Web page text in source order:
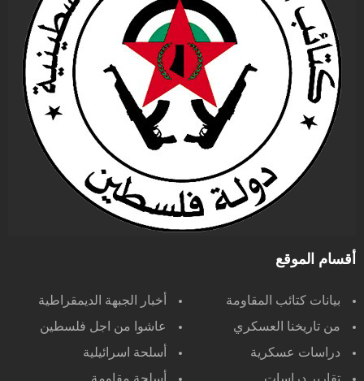
أقسام الموقع
بيانات كتائب المقاومة
أخبار الجبهة الديمقراطية
من تاريخنا العسكري
عاشوا من اجل فلسطين
دراسات عسكرية
أسلحة اسرائيلية
تقارير دراسات
أسلحة مقاومة